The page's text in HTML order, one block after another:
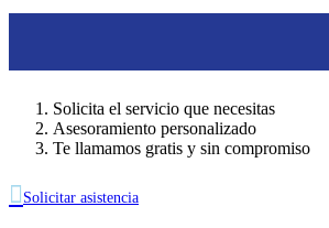
Solicita el servicio que necesitas
Asesoramiento personalizado
Te llamamos gratis y sin compromiso
 Solicitar asistencia